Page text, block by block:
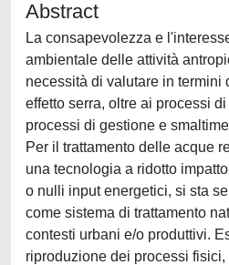
Abstract
La consapevolezza e
ambientale delle attività
necessità di valutare in termini
effetto serra, oltre ai processi
processi di gestione e
Per il trattamento delle acque
una tecnologia a ridotto
o nulli input energetici, si sta
come sistema di trattamento
contesti urbani e/o produttivi.
riproduzione dei processi